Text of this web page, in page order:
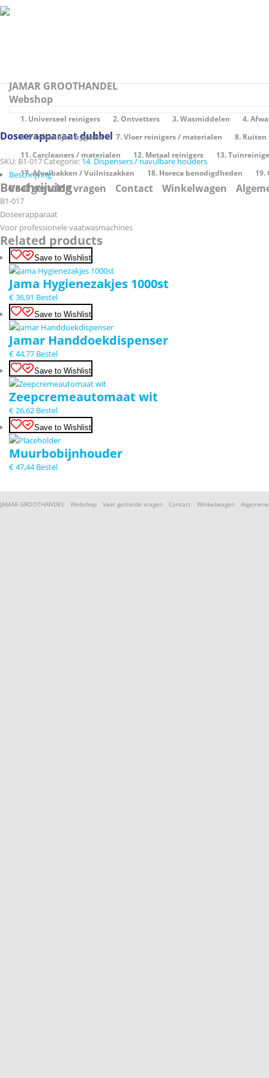
JAMAR GROOTHANDEL
Webshop
1. Universeel reinigers 2. Ontvetters 3. Wasmiddelen
4.
6. Persoonlijke hygiene
7. Vloer reinigers / materialen
8.
11. Carcleaners / materialen
12. Metaal reinigers
13.
17. Afvalbakken / Vuilniszakken
18. Horeca benodigdheden 19.
Veel gestelde vragen Contact Winkelwagen
Save to Wishlist
Doseerapparaat dubbel
SKU: B1-017 Categorie:14. Dispensers / navulbare houders
Beschrijving
Beschrijving
B1-017
Doseerapparaat
Voor professionele vaatwasmachines
Related products
Save to Wishlist
Jama Hygienezakjes 1000st
€36,91 Bestel
Save to Wishlist
Jamar Handdoekdispenser
€44,77 Bestel
Save to Wishlist
Zeepcremeautomaat wit
€26,62 Bestel
Save to Wishlist
Muurbobijnhouder
€47,44 Bestel
JAMAR GROOTHANDEL Webshop Veel gestelde vragen Contact Winkelwagen